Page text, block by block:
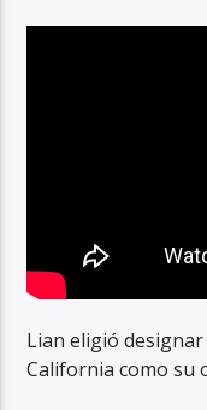
Lian eligió
California como su